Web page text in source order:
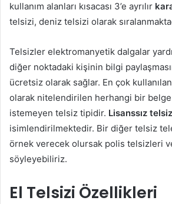
kullanım alanları kısacası 3’e ayrılır
telsizi, deniz telsizi olarak
Telsizler elektromanyetik dalgalar
diğer noktadaki kişinin bilgi
ücretsiz olarak sağlar. En çok
olarak nitelendirilen herhangi bir
istemeyen telsiz tipidir. Lisanssız telsiz
isimlendirilmektedir. Bir diğer telsiz
örnek verecek olursak polis telsizleri
söyleyebiliriz.
El Telsizi Özellikleri